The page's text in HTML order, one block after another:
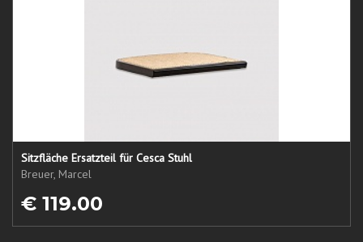
Sitzfläche Ersatzteil für Cesca Stuhl
Breuer, Marcel
€ 119.00